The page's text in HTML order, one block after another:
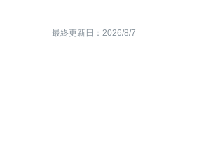
最終更新日：2026/8/7